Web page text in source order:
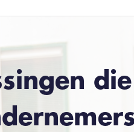
die